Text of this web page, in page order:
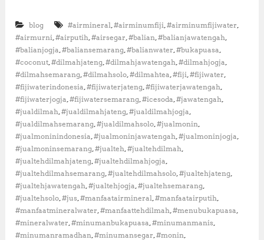
a
n
e
n
y
e
g
e
m
a
u
a
s
blog #airmineral ,#airminumfiji ,#airminumfijiwater
#airmurni ,#airputih ,#airsegar ,#balian ,#balianjawatengah
#balianjogja ,#baliansemarang ,#balianwater ,#bukapuasa
#coconut ,#dilmahjateng ,#dilmahjawatengah ,#dilmahjogja
#dilmahsemarang ,#dilmahsolo ,#dilmahtea ,#fiji ,#fijiwater
#fijiwaterindonesia ,#fijiwaterjateng ,#fijiwaterjawatengah
#fijiwaterjogja ,#fijiwatersemarang ,#icesoda ,#jawatengah
#jualdilmah ,#jualdilmahjateng ,#jualdilmahjogja
#jualdilmahsemarang ,#jualdilmahsolo ,#jualmonin
#jualmoninindonesia ,#jualmoninjawatengah ,#jualmoninjogja
#jualmoninsemarang ,#jualteh ,#jualtehdilmah
#jualtehdilmahjateng ,#jualtehdilmahjogja
#jualtehdilmahsemarang ,#jualtehdilmahsolo ,#jualtehjateng
#jualtehjawatengah ,#jualtehjogja ,#jualtehsemarang
#jualtehsolo ,#jus ,#manfaatairmineral ,#manfaatairputih
#manfaatmineralwater ,#manfaattehdilmah ,#menubukapuasa
#mineralwater ,#minumanbukapuasa ,#minumanmanis
#minumanramadhan ,#minumansegar ,#monin